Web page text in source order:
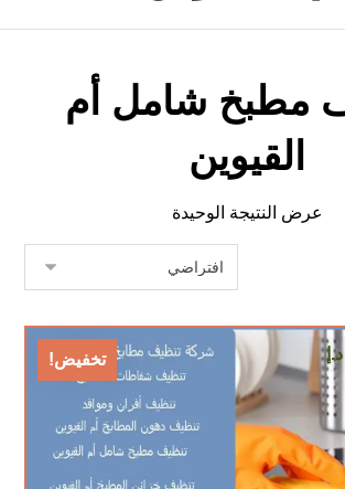
مطبخ شامل أم
القيوين
عرض النتيجة الوحيدة
تخفيض! د.إ